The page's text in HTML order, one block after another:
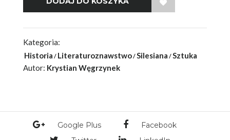
Kategoria:
Historia
Literaturoznawstwo Silesiana
Sztuka
Autor: Krystian Węgrzynek
Google Plus
Facebook